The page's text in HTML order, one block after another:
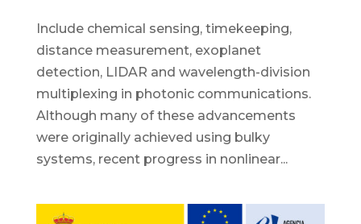
Include chemical sensing, timekeeping,
distance measurement, exoplanet
detection, LIDAR and wavelength-division
multiplexing in photonic communications.
Although many of these advancements
were originally achieved using bulky
systems, recent progress in nonlinear...